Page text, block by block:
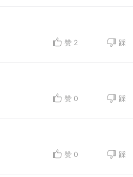
赞 2 踩
赞 0 踩
赞 0 踩